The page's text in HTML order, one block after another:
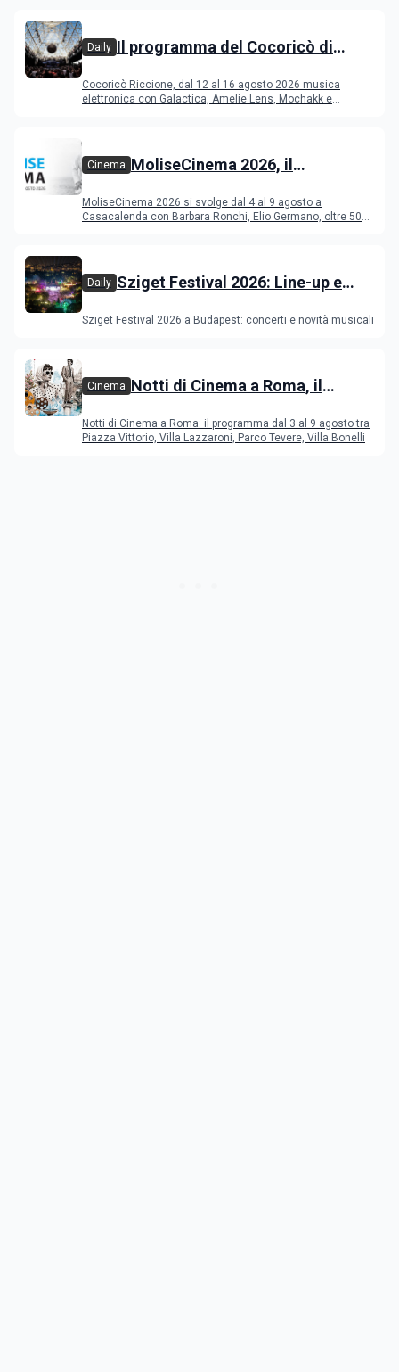
Daily Il programma del Cocoricò di
Cocoricò Riccione, dal 12 al 16 agosto 2026 musica
elettronica con Galactica, Amelie Lens, Mochakk e
Cinema MoliseCinema 2026, il
MoliseCinema 2026 si svolge dal 4 al 9 agosto a
Casacalenda con Barbara Ronchi, Elio Germano, oltre 50
Daily Sziget Festival 2026: Line-up e
Sziget Festival 2026 a Budapest: concerti e novità musicali
Cinema Notti di Cinema a Roma, il
Notti di Cinema a Roma: il programma dal 3 al 9 agosto tra
Piazza Vittorio, Villa Lazzaroni, Parco Tevere, Villa Bonelli